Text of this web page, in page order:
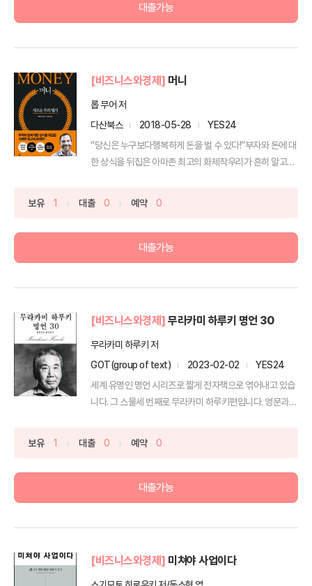
대출가능
[비즈니스와경제] 머니
롭 무어 저
다산북스
2018-05-28
YES24
“당신은 누구보다행복하게 돈을 벌 수 있다!”부자와 돈에 대
한 상식을 뒤집은 아마존 최고의 화제작우리가 흔히 알고
보유 1 대출 0 예약 0
대출가능
[비즈니스와경제] 무라카미 하루키 명언 30
무라카미 하루키 저
GOT(group of text)
2023-02-02
YES24
세계 유명인 명언 시리즈로 짧게 전자책으로 엮어내고 있습
니다. 그 스물세 번째로 무라카미 하루키편입니다. 영문과
보유 1 대출 0 예약 0
대출가능
[비즈니스와경제] 미쳐야 사업이다